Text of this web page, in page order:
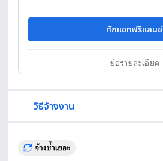
ทักแชทฟรีแลนซ์
ย่อรายละเอียด
วิธีจ้างงาน